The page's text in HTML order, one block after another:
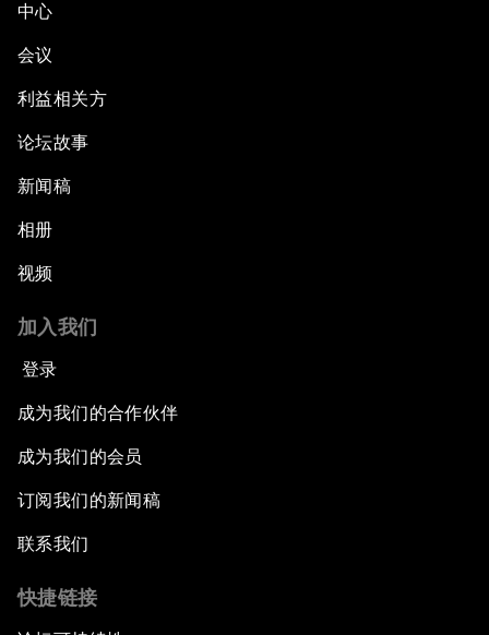
中心
会议
利益相关方
论坛故事
新闻稿
相册
视频
加入我们
登录
成为我们的合作伙伴
成为我们的会员
订阅我们的新闻稿
联系我们
快捷链接